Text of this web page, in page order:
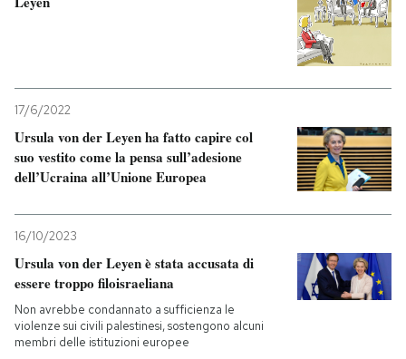
17/6/2022
Ursula von der Leyen ha fatto capire col
suo vestito come la pensa sull’adesione
dell’Ucraina all’Unione Europea
16/10/2023
Ursula von der Leyen è stata accusata di
essere troppo filoisraeliana
Non avrebbe condannato a sufficienza le
violenze sui civili palestinesi, sostengono alcuni
membri delle istituzioni europee